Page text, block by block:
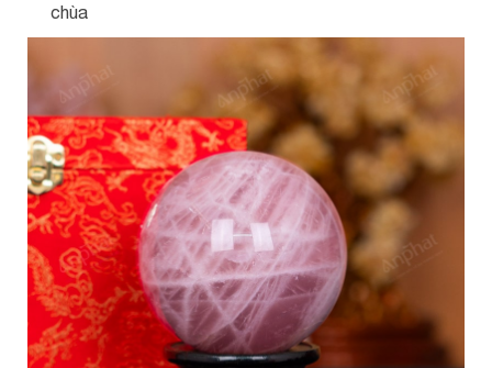
chùa